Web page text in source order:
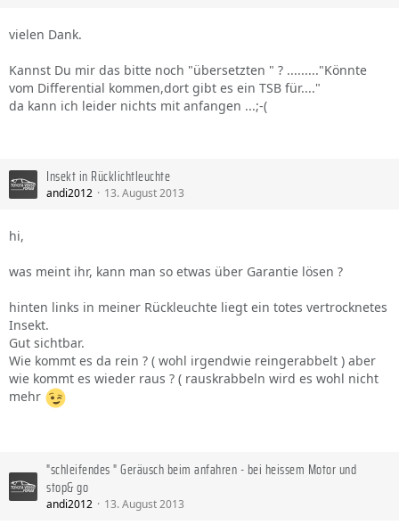
vielen Dank.
Kannst Du mir das bitte noch "übersetzten " ? ........."Könnte
vom Differential kommen,dort gibt es ein TSB für...."
da kann ich leider nichts mit anfangen ...;-(
Insekt in Rücklichtleuchte
andi2012 13. August 2013
hi,
was meint ihr, kann man so etwas über Garantie lösen ?
hinten links in meiner Rückleuchte liegt ein totes vertrocknetes
Insekt.
Gut sichtbar.
Wie kommt es da rein ? ( wohl irgendwie reingerabbelt ) aber
wie kommt es wieder raus ? ( rauskrabbeln wird es wohl nicht
mehr
"schleifendes " Geräusch beim anfahren - bei heissem Motor und
stop& go
andi2012 13. August 2013